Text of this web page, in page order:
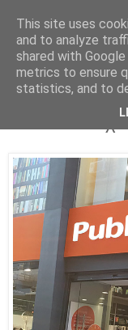
ΟΙ
δουλεύουν
This site uses
and to analyze
shared with
metrics to ensure
statistics, and to